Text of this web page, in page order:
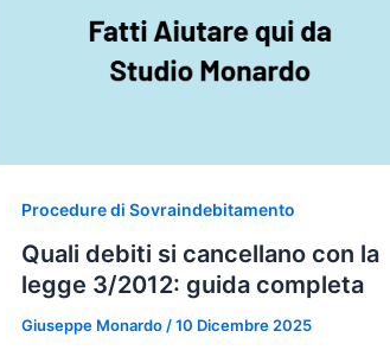
Procedure di Sovraindebitamento
Quali debiti si cancellano con la
legge 3/2012: guida completa
Giuseppe Monardo/10 Dicembre 2025